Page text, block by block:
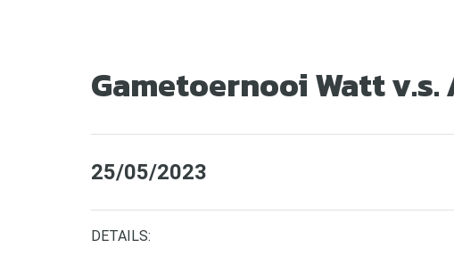
Gametoernooi Watt v.s.
25/05/2023
DETAILS: